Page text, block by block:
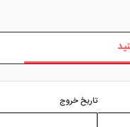
تاریخ خروج